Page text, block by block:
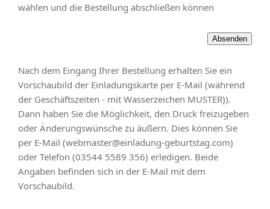
wählen und die Bestellung abschließen können
Nach dem Eingang Ihrer Bestellung erhalten Sie ein
Vorschaubild der Einladungskarte per E-Mail (während
der Geschäftszeiten - mit Wasserzeichen MUSTER)).
Dann haben Sie die Möglichkeit, den Druck freizugeben
oder Änderungswünsche zu äußern. Dies können Sie
per E-Mail (webmaster@einladung-geburtstag.com)
oder Telefon (03544 5589 356) erledigen. Beide
Angaben befinden sich in der E-Mail mit dem
Vorschaubild.